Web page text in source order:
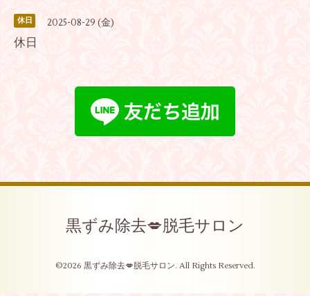
休日 2025-08-29 (金)
休日
黒ずみ除去💋脱毛サロン
©2026 黒ずみ除去💋脱毛サロン. All Rights Reserved.